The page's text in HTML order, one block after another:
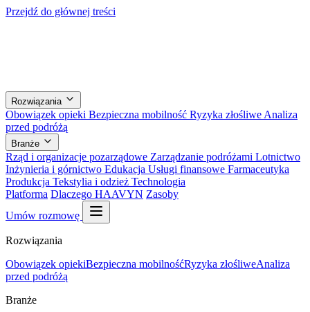
Przejdź do głównej treści
Rozwiązania
Obowiązek opieki Bezpieczna mobilność Ryzyka złośliwe Analiza
przed podróżą
Branże
Rząd i organizacje pozarządowe Zarządzanie podróżami Lotnictwo
Inżynieria i górnictwo Edukacja Usługi finansowe Farmaceutyka
Produkcja Tekstylia i odzież Technologia
Platforma Dlaczego HAAVYN Zasoby
Umów rozmowę
Rozwiązania
Obowiązek opiekiBezpieczna mobilnośćRyzyka złośliweAnaliza
przed podróżą
Branże